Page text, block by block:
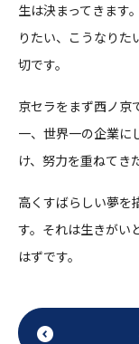
生は決まってきます
りたい、こうなりた
切です。
京セラをまず西ノ京
一、世界一の企業に
け、努力を重ねてき
高くすばらしい夢を
す。それは生きがい
はずです。